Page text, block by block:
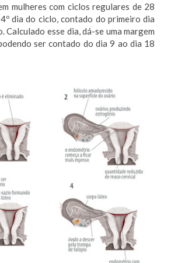
mulheres com ciclos regulares de 28
dia do ciclo, contado do primeiro dia
Calculado esse dia, dá-se uma margem
ser contado do dia 9 ao dia 18